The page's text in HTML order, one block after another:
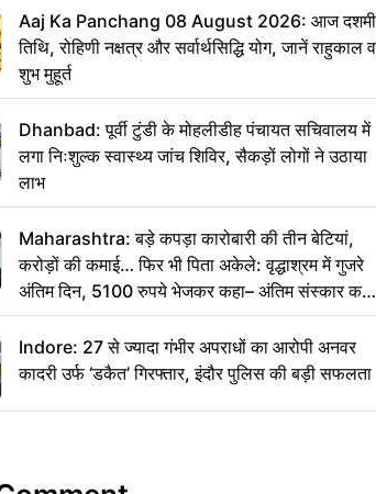
Aaj Ka Panchang 08 August 2026: आज दशमी
तिथि, रोहिणी नक्षत्र और सर्वार्थसिद्धि योग, जानें राहुकाल व
शुभ मुहूर्त
Dhanbad: पूर्वी टुंडी के मोहलीडीह पंचायत सचिवालय में
लगा निःशुल्क स्वास्थ्य जांच शिविर, सैकड़ों लोगों ने उठाया
लाभ
Maharashtra: बड़े कपड़ा कारोबारी की तीन बेटियां,
करोड़ों की कमाई… फिर भी पिता अकेले: वृद्धाश्रम में गुजरे
अंतिम दिन, 5100 रुपये भेजकर कहा– अंतिम संस्कार कर
दीजिए हम नहीं आ पाएंगे
Indore: 27 से ज्यादा गंभीर अपराधों का आरोपी अनवर
कादरी उर्फ ‘डकैत’ गिरफ्तार, इंदौर पुलिस की बड़ी सफलता